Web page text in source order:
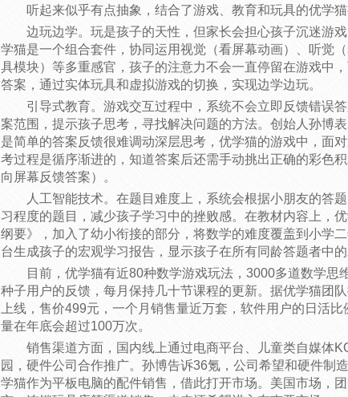
听起来似乎有点抽象，结合了游戏、教育和玩具的优学猫
边玩边学。玩是孩子的天性，但家长会担心孩子沉迷游
学猫是一个组合套件，协同运用视觉（看屏幕动画）、听觉
具模块）等多重感官，孩子的注意力不会一直停留在游戏中
答案，通过实体玩具和虚拟游戏的切换，实现边学边玩。
引导式教育。游戏交互过程中，系统不会立即反馈错误
案范围，提示孩子思考，寻找解决问题的方法。创始人孙博
是简单的答案反馈很难调动深层思考，优学猫的游戏中，面
考过程是循序渐进的，知道答案后还需手动挑出正确的彩色
向屏幕反馈答案）。
人工智能技术。在题目难度上，系统会根据小朋友的答
习程度的题目，减少孩子学习中的挫败感。在教材内容上，
纲要》，加入了幼小衔接的部分，将数学的难度覆盖到小学
台生成孩子的宏观学习报告，显示孩子在所有同龄答题者中的
目前，优学猫有近80种数学游戏玩法，3000多道数学思
种子用户的反馈，每月保持几十节课程的更新。据优学猫团
上线，售价499元，一个月销售量近万套，软件用户的日活
量在年底会超过100万次。
销售渠道方面，国内线上通过电商平台、儿童类自媒体
园，硬件公司合作推广。孙博告诉36氪，公司希望和硬件制
学猫作为平板电脑的配件销售，借此打开市场。美国市场，